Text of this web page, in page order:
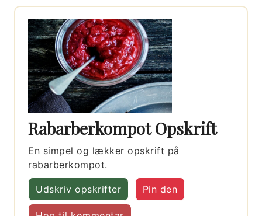
Rabarberkompot Opskrift
En simpel og lækker opskrift på
rabarberkompot.
Udskriv opskrifter Pin den